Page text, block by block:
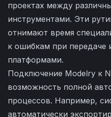
проектах между
инструментами. Эти
отнимают время
к ошибкам при
платформами.
Подключение Modelry к
возможность полной
процессов. Например,
автоматически